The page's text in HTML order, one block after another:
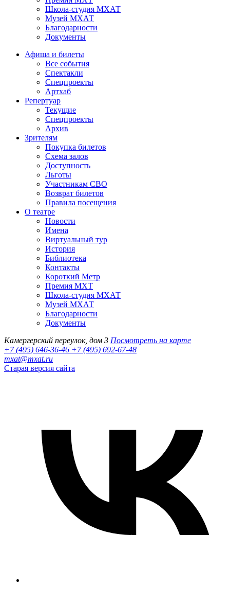
Школа-студия МХАТ
Музей МХАТ
Благодарности
Документы
Афиша и билеты
Все события
Спектакли
Спецпроекты
Артхаб
Репертуар
Текущие
Спецпроекты
Архив
Зрителям
Покупка билетов
Схема залов
Доступность
Льготы
Участникам СВО
Возврат билетов
Правила посещения
О театре
Новости
Имена
Виртуальный тур
История
Библиотека
Контакты
Короткий Метр
Премия МХТ
Школа-студия МХАТ
Музей МХАТ
Благодарности
Документы
Камергерский переулок, дом 3 Посмотреть на карте
+7 (495) 646-36-46 +7 (495) 692-67-48‬
mxat@mxat.ru
Старая версия сайта